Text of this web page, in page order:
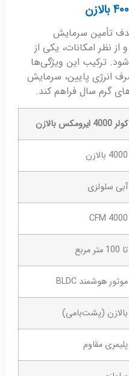
با هدف تأمین سرمایش
نظر امکانات، یکی از
ترکیب این ویژگی‌ها
انرژی پایین، سرمایش
گرم سال فراهم کند.
کولر 4000 ایرومکس بالازن
4000 بالازن
آبی سلولزی
4000 CFM
تا 100 متر مربع
موتور هوشمند BLDC
بالازن (پشت‌بامی)
پلیمری مقاوم